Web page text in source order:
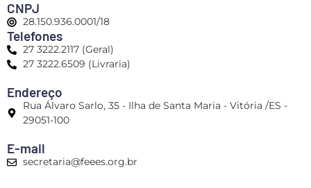
CNPJ
28.150.936.0001/18
Telefones
27 3222.2117 (Geral)
27 3222.6509 (Livraria)
Endereço
Rua Álvaro Sarlo, 35 - Ilha de Santa Maria - Vitória /ES -
29051-100
E-mail
secretaria@feees.org.br